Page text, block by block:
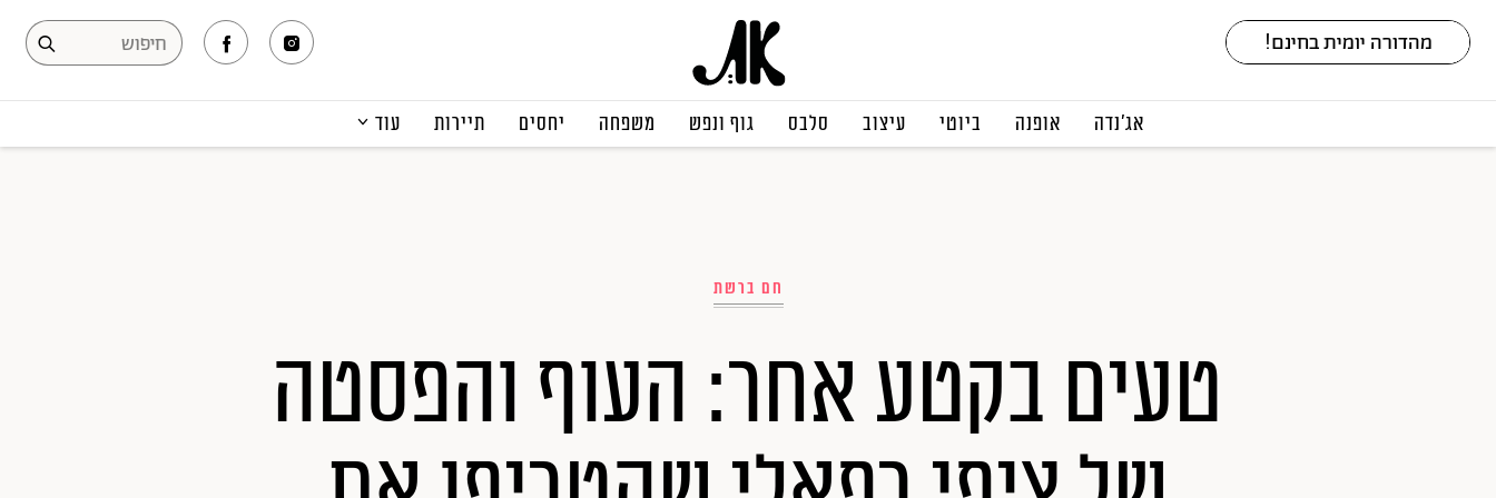
אג׳נדה אופנה ביוטי עיצוב סלבס גוף ונפש משפחה יחסים תיירות עוד
חם ברשת
טעים בקטע אחר: העוף והפסטה